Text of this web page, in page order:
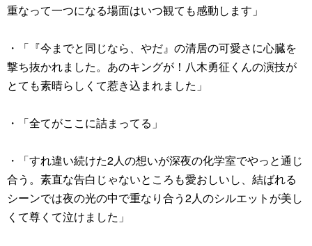
重なって一つになる場面はいつ観ても感動します」
・「『今までと同じなら、やだ』の清居の可愛さに心臓を
撃ち抜かれました。あのキングが！八木勇征くんの演技が
とても素晴らしくて惹き込まれました」
・「全てがここに詰まってる」
・「すれ違い続けた2人の想いが深夜の化学室でやっと通じ
合う。素直な告白じゃないところも愛おしいし、結ばれる
シーンでは夜の光の中で重なり合う2人のシルエットが美し
くて尊くて泣けました」